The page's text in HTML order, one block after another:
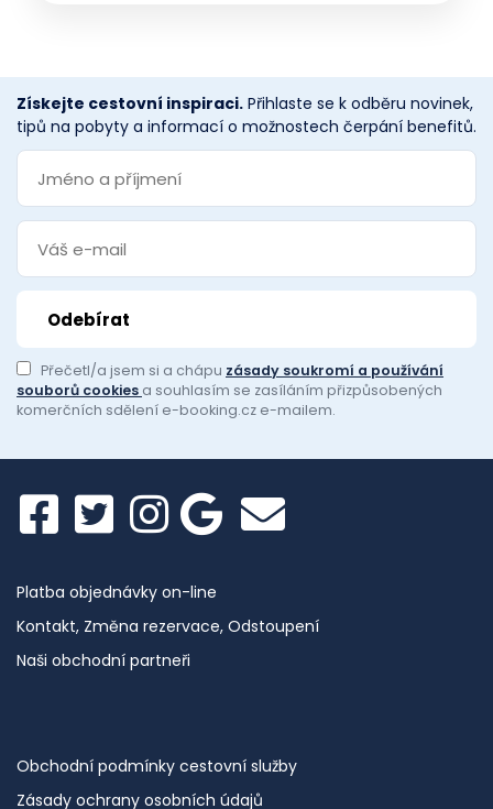
Získejte cestovní inspiraci. Přihlaste se k odběru novinek,
tipů na pobyty a informací o možnostech čerpání benefitů.
Přečetl/a jsem si a chápu zásady soukromí a používání
souborů cookies a souhlasím se zasíláním přizpůsobených
komerčních sdělení e-booking.cz e-mailem.
Platba objednávky on-line
Kontakt, Změna rezervace, Odstoupení
Naši obchodní partneři
Obchodní podmínky cestovní služby
Zásady ochrany osobních údajů